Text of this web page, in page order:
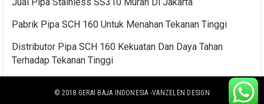
Pabrik Pipa SCH 160 Untuk Menahan Tekanan Tinggi
Distributor Pipa SCH 160 Kekuatan Dan Daya Tahan
Terhadap Tekanan Tinggi
© 2018 GERAI BAJA INDONESIA -VANZELEN DESIGN